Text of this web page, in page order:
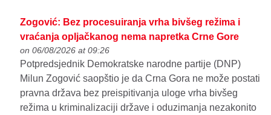
Zogović: Bez procesuiranja vrha bivšeg režima i
vraćanja opljačkanog nema napretka Crne Gore
on 06/08/2026 at 09:26
Potpredsjednik Demokratske narodne partije (DNP)
Milun Zogović saopštio je da Crna Gora ne može postati
pravna država bez preispitivanja uloge vrha bivšeg
režima u kriminalizaciji države i oduzimanja nezakonito